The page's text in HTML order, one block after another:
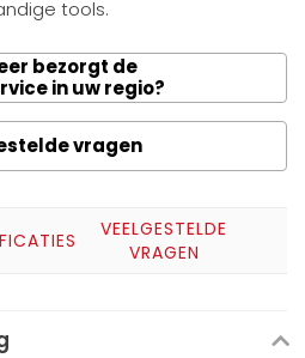
tools.
bezorgt de
in uw regio?
vragen
VEELGESTELDE
VRAGEN